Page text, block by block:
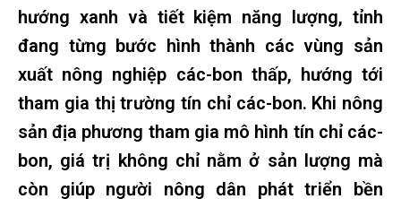
hướng xanh và tiết kiệm năng lượng, tỉnh
đang từng bước hình thành các vùng sản
xuất nông nghiệp các-bon thấp, hướng tới
tham gia thị trường tín chỉ các-bon. Khi nông
sản địa phương tham gia mô hình tín chỉ các-
bon, giá trị không chỉ nằm ở sản lượng mà
còn giúp người nông dân phát triển bền